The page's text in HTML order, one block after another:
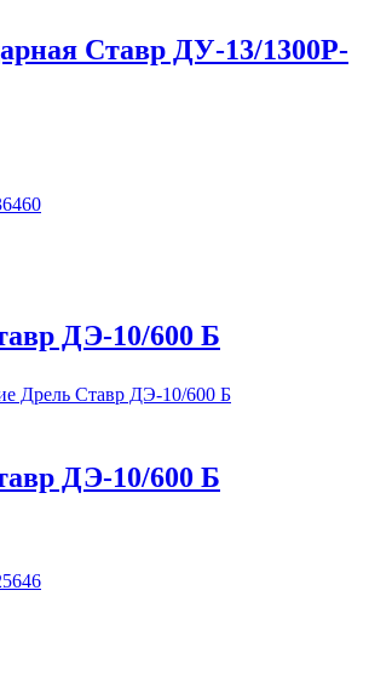
Ставр ДУ-13/1300P-
ДЭ-10/600 Б
ДЭ-10/600 Б